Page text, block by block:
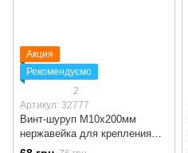
Акция
Рекомендуємо
2
Артикул: 32777
Винт-шуруп М10х200мм
нержавейка для крепления
солнечных батарей